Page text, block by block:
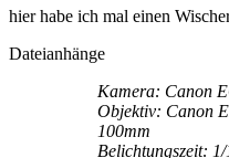
hier habe ich mal einen
Dateianhänge
Kamera: Canon
Objektiv: Canon
100mm
Belichtungszeit: 1/